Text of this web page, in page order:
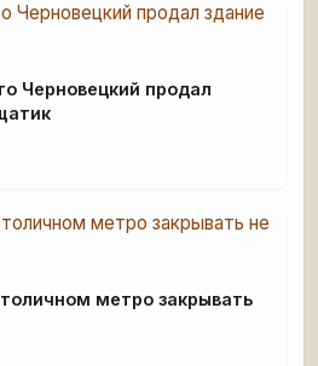
Черновецкий продал
метро закрывать